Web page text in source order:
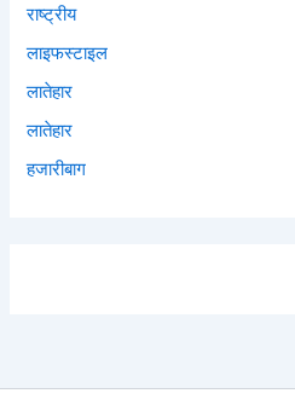
राष्ट्रीय
लाइफस्टाइल
लातेहार
लातेहार
हजारीबाग